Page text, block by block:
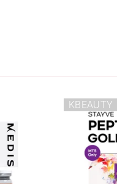
KBEAUTY